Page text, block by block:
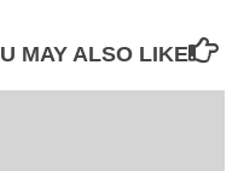
MAY ALSO LIKE...